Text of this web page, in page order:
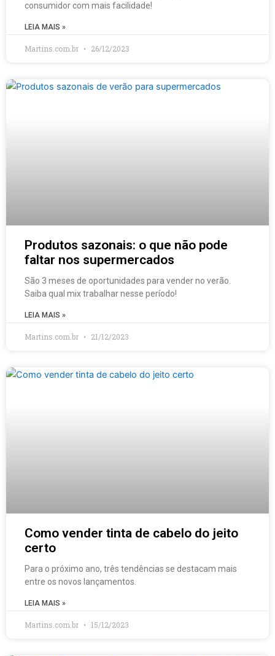
consumidor com mais facilidade!
LEIA MAIS »
Martins.com.br 26/12/2023
Produtos sazonais: o que não pode
faltar nos supermercados
São 3 meses de oportunidades para vender no verão.
Saiba qual mix trabalhar nesse período!
LEIA MAIS »
Martins.com.br 21/12/2023
Como vender tinta de cabelo do jeito
certo
Para o próximo ano, três tendências se destacam mais
entre os novos lançamentos.
LEIA MAIS »
Martins.com.br 15/12/2023